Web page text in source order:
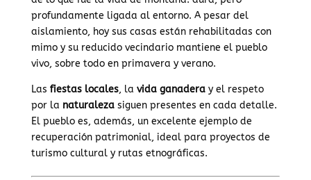
profundamente ligada al entorno. A pesar del
aislamiento, hoy sus casas están rehabilitadas con
mimo y su reducido vecindario mantiene el pueblo
vivo, sobre todo en primavera y verano.
Las fiestas locales, la vida ganaderay el respeto
por la naturalezasiguen presentes en cada detalle.
El pueblo es, además, un excelente ejemplo de
recuperación patrimonial, ideal para proyectos de
turismo cultural y rutas etnográficas.